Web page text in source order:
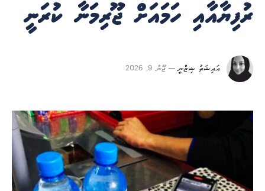
ރުފިޔާއާއި ހަމައަށް ޖޫރިމަނާ ކުރަނީ
އައިޝަތު ޝިޒްނީ ޖޫން 9, 2026